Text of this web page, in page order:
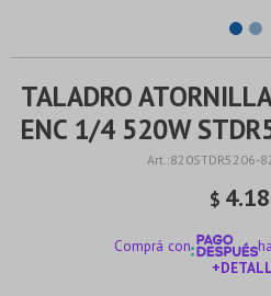
TALADRO
ENC 1/4 520W
820STDR5206-
$
Comprá con